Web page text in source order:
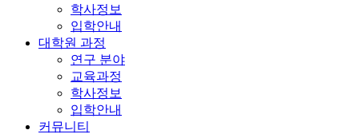
학사정보
입학안내
대학원 과정
연구 분야
교육과정
학사정보
입학안내
커뮤니티